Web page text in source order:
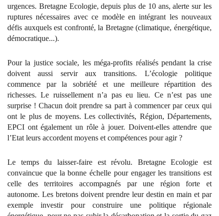
urgences. Bretagne Ecologie, depuis plus de 10 ans, alerte sur les
ruptures nécessaires avec ce modèle en intégrant les nouveaux
défis auxquels est confronté, la Bretagne (climatique, énergétique,
démocratique...).
Pour la justice sociale, les méga-profits réalisés pendant la crise
doivent aussi servir aux transitions. L’écologie politique
commence par la sobriété et une meilleure répartition des
richesses. Le ruissellement n’a pas eu lieu. Ce n’est pas une
surprise ! Chacun doit prendre sa part à commencer par ceux qui
ont le plus de moyens. Les collectivités, Région, Départements,
EPCI ont également un rôle à jouer. Doivent-elles attendre que
l’Etat leurs accordent moyens et compétences pour agir ?
Le temps du laisser-faire est révolu. Bretagne Ecologie est
convaincue que la bonne échelle pour engager les transitions est
celle des territoires accompagnés par une région forte et
autonome. Les bretons doivent prendre leur destin en main et par
exemple investir pour construire une politique régionale